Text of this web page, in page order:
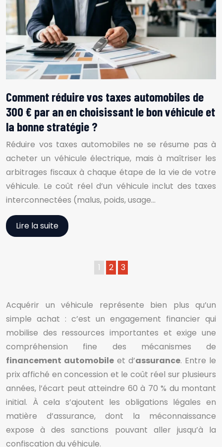
Comment réduire vos taxes automobiles de
300 € par an en choisissant le bon véhicule et
la bonne stratégie ?
Réduire vos taxes automobiles ne se résume pas à
acheter un véhicule électrique, mais à maîtriser les
arbitrages fiscaux à chaque étape de la vie de votre
véhicule. Le coût réel d’un véhicule inclut des taxes
interconnectées (malus, poids, usage…
Lire la suite
1 2 3
Acquérir un véhicule représente bien plus qu’un
simple achat : c’est un engagement financier qui
mobilise des ressources importantes et exige une
compréhension fine des mécanismes de
financement automobile et d’assurance. Entre le
prix affiché en concession et le coût réel sur plusieurs
années, l’écart peut atteindre 60 à 70 % du montant
initial. À cela s’ajoutent les obligations légales en
matière d’assurance, dont la méconnaissance
expose à des sanctions pouvant aller jusqu’à la
confiscation du véhicule.